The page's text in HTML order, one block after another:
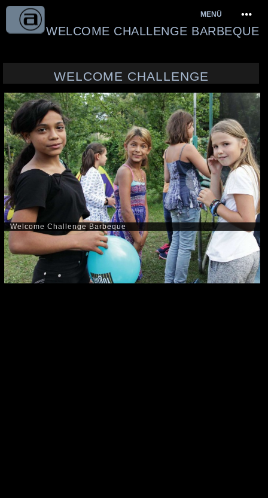
Springe
zum
WELCOME CHALLENGE BARBEQUE
MENÜ
WELCOME CHALLENGE
Welcome Challenge Barbeque